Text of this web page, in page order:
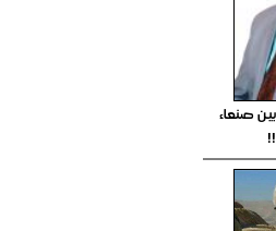
صنعاء